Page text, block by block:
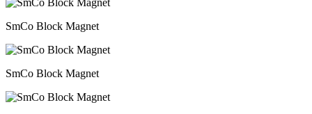
SmCo Block Magnet
SmCo Block Magnet